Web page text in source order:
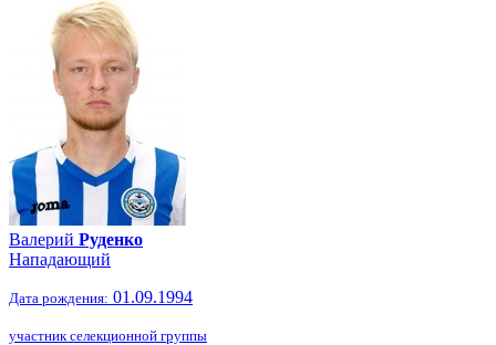
Валерий Руденко
Нападающий
Дата рождения: 01.09.1994
участник селекционной группы